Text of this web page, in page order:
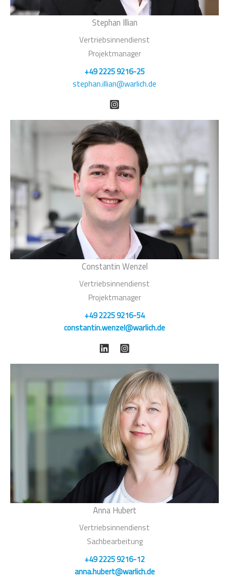
Stephan Illian
Vertriebsinnendienst
Projektmanager
+49 2225 9216-25
stephan.illian@warlich.de
Constantin Wenzel
Vertriebsinnendienst
Projektmanager
+49 2225 9216-54
constantin.wenzel@warlich.de
Anna Hubert
Vertriebsinnendienst
Sachbearbeitung
+49 2225 9216-12
anna.hubert@warlich.de